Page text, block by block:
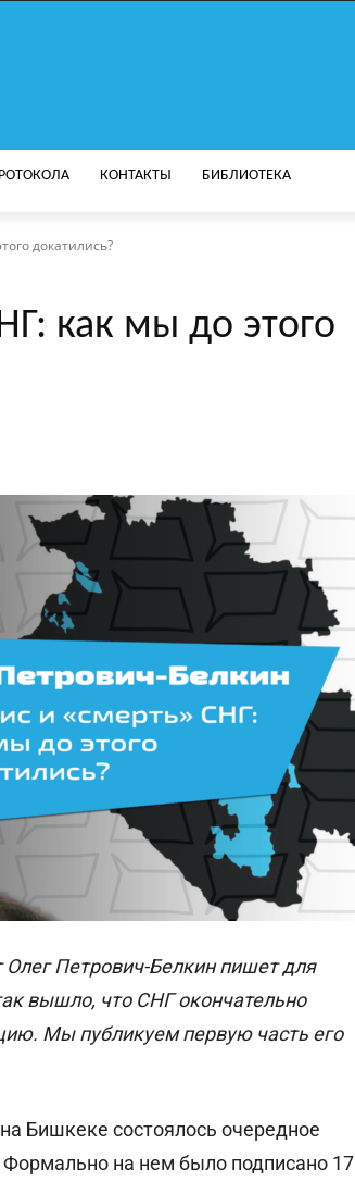
КОНТАКТЫ БИБЛИОТЕКА
докатились?
как мы до этого
Олег Петрович-Белкин пишет для
вышло, что СНГ окончательно
Мы публикуем первую часть его
Бишкеке состоялось очередное
на нем было подписано 17